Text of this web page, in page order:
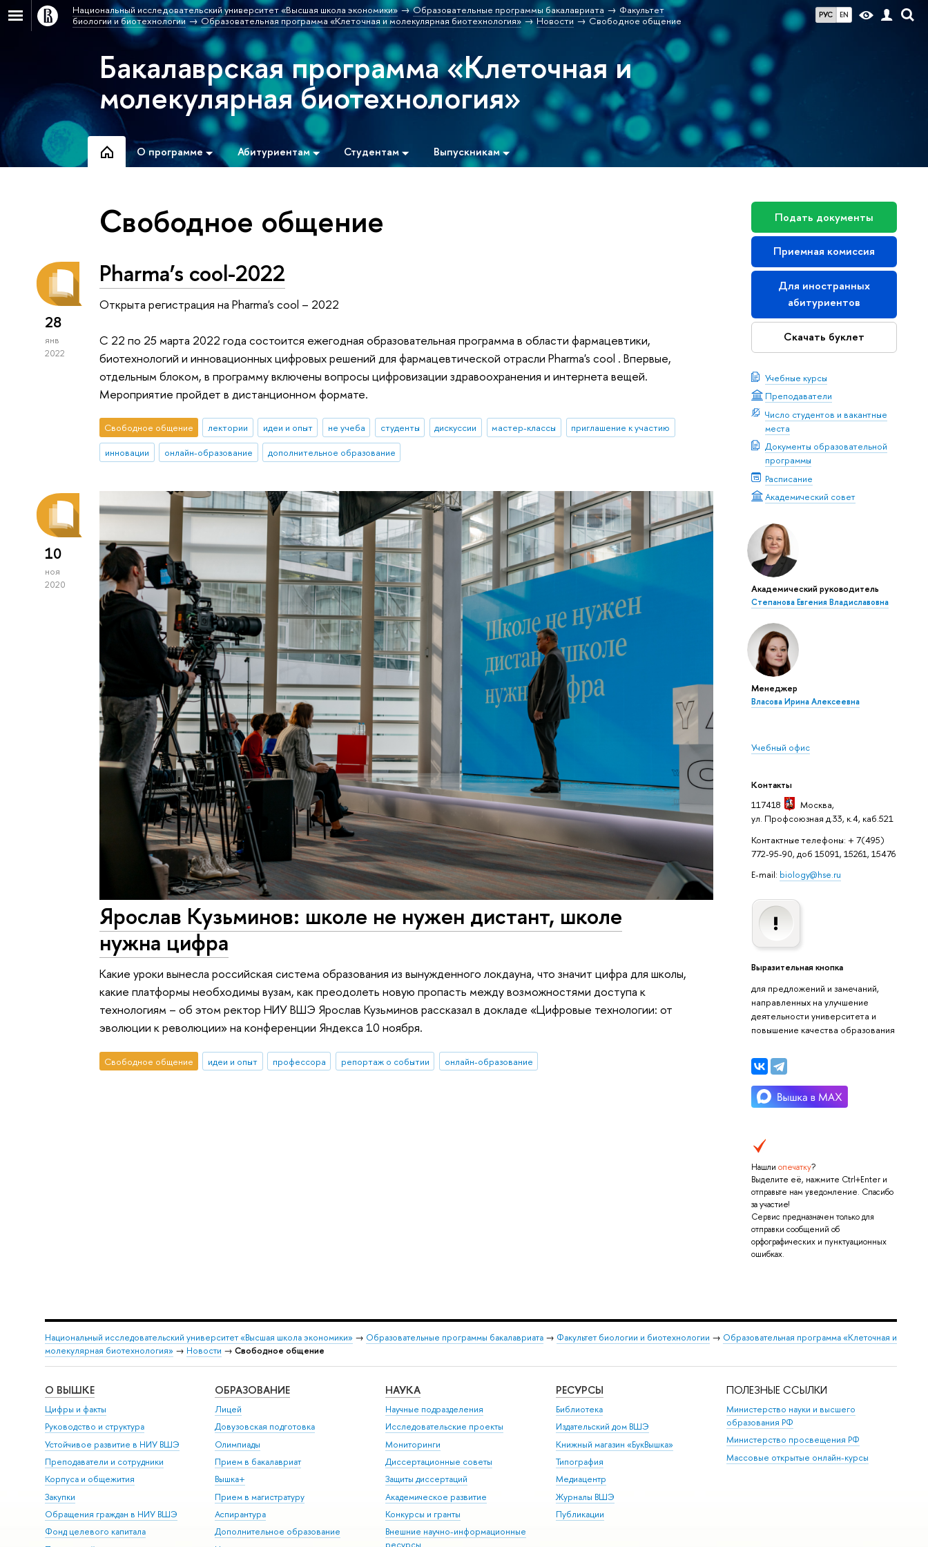
РУС EN
Национальный исследовательский университет «Высшая школа экономики» Образовательные программы бакалавриата
Факультет
биологии и биотехнологии
Образовательная программа «Клеточная и молекулярная биотехнология» Новости Свободное общение
Бакалаврская программа «Клеточная и
молекулярная биотехнология»
О программе Абитуриентам Студентам Выпускникам
Подать документы
Приемная комиссия
Для иностранных
абитуриентов
Скачать буклет
Учебные курсы
Преподаватели
Число студентов и вакантные
места
Документы образовательной
программы
Расписание
Академический совет
Академический руководитель
Степанова Евгения Владиславовна
Менеджер
Власова Ирина Алексеевна
Учебный офис
Контакты
117418
Москва,
ул. Профсоюзная д.33, к.4, каб.521
Контактные телефоны: + 7(495)
772-95-90, доб 15091, 15261, 15476
E-mail: biology@hse.ru
Выразительная кнопка
для предложений и замечаний,
направленных на улучшение
деятельности университета и
повышение качества образования
Нашли опечатку?
Выделите её, нажмите Ctrl+Enter и
отправьте нам уведомление. Спасибо
за участие!
Сервис предназначен только для
отправки сообщений об
орфографических и пунктуационных
ошибках.
Свободное общение
28
янв
2022
Pharma’s cool-2022
Открыта регистрация на Pharma's cool – 2022
C 22 по 25 марта 2022 года состоится ежегодная образовательная программа в области фармацевтики,
биотехнологий и инновационных цифровых решений для фармацевтической отрасли Pharma's cool . Впервые,
отдельным блоком, в программу включены вопросы цифровизации здравоохранения и интернета вещей.
Мероприятие пройдет в дистанционном формате.
Свободное общение лектории идеи и опыт не учеба студенты дискуссии мастер-классы
приглашение к участию
инновации
онлайн-образование дополнительное образование
10
ноя
2020
Ярослав Кузьминов: школе не нужен дистант, школе
нужна цифра
Какие уроки вынесла российская система образования из вынужденного локдауна, что значит цифра для школы,
какие платформы необходимы вузам, как преодолеть новую пропасть между возможностями доступа к
технологиям – об этом ректор НИУ ВШЭ Ярослав Кузьминов рассказал в докладе «Цифровые технологии: от
эволюции к революции» на конференции Яндекса 10 ноября.
Свободное общение идеи и опыт профессора репортаж о событии онлайн-образование
Национальный исследовательский университет «Высшая школа экономики» → Образовательные программы бакалавриата→ Факультет биологии и биотехнологии → Образовательная программа «Клеточная и
молекулярная биотехнология» → Новости → Свободное общение
О ВЫШКЕ
Цифры и факты
Руководство и структура
Устойчивое развитие в НИУ ВШЭ
Преподаватели и сотрудники
Корпуса и общежития
Закупки
Обращения граждан в НИУ ВШЭ
Фонд целевого капитала
ОБРАЗОВАНИЕ
Лицей
Довузовская подготовка
Олимпиады
Прием в бакалавриат
Вышка+
Прием в магистратуру
Аспирантура
Дополнительное образование
НАУКА
Научные подразделения
Исследовательские проекты
Мониторинги
Диссертационные советы
Защиты диссертаций
Академическое развитие
Конкурсы и гранты
Внешние научно-информационные
РЕСУРСЫ
Библиотека
Издательский дом ВШЭ
Книжный магазин «БукВышка»
Типография
Медиацентр
Журналы ВШЭ
Публикации
ПОЛЕЗНЫЕ ССЫЛКИ
Министерство науки и высшего
образования РФ
Министерство просвещения РФ
Массовые открытые онлайн-курсы